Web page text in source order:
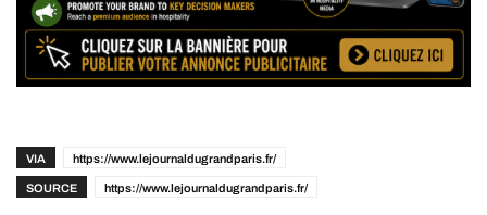
VIA https://www.lejournaldugrandparis.fr/
SOURCE https://www.lejournaldugrandparis.fr/